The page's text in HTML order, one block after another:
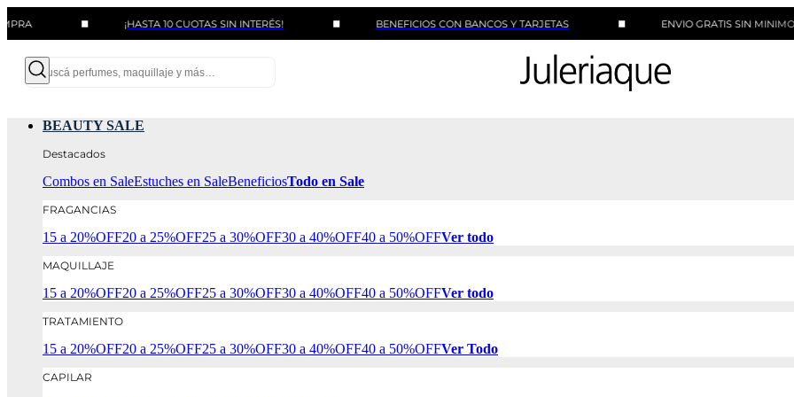
¡HASTA 10 CUOTAS SIN INTERÉS! BENEFICIOS CON BANCOS Y TARJETAS ENVIO GRATIS SIN MINIMO DE
BEAUTY SALE
Destacados
Combos en SaleEstuches en SaleBeneficiosTodo en Sale
FRAGANCIAS
15 a 20%OFF20 a 25%OFF25 a 30%OFF30 a 40%OFF40 a 50%OFFVer todo
MAQUILLAJE
15 a 20%OFF20 a 25%OFF25 a 30%OFF30 a 40%OFF40 a 50%OFFVer todo
TRATAMIENTO
15 a 20%OFF20 a 25%OFF25 a 30%OFF30 a 40%OFF40 a 50%OFFVer Todo
CAPILAR